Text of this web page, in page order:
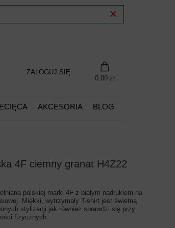
ZALOGUJ SIĘ
0,00 zł
AKCESORIA BLOG
4F ciemny granat H4Z22
polskiej marki 4F z białym nadrukiem na
Miękki, wytrzymały T-shirt jest świetną
stylizacji jak również sprawdzi się przy
fizycznych.